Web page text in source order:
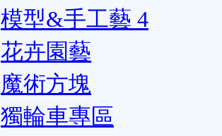
模型&手工藝 4
花卉園藝
魔術方塊
獨輪車專區